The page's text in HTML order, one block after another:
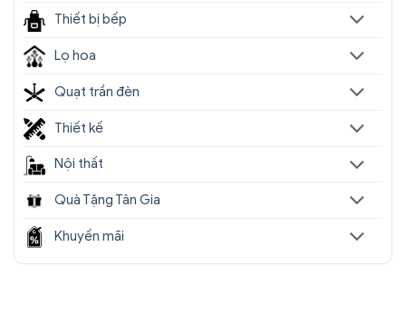
Thiết bị bếp
Lọ hoa
Quạt trần đèn
Thiết kế
Nội thất
Quà Tặng Tân Gia
Khuyến mãi